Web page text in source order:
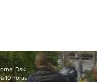
Daki
10 horas